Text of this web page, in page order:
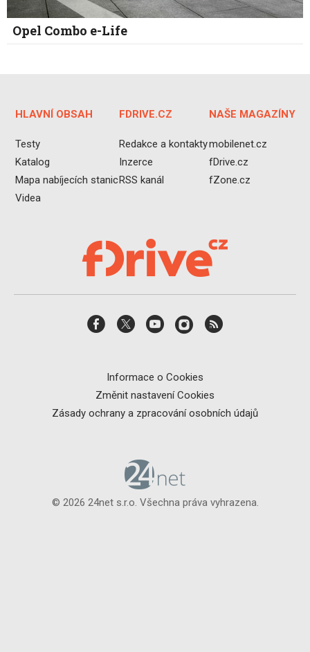
Opel Combo e-Life
HLAVNÍ OBSAH
Testy
Katalog
Mapa nabíjecích stanic
Videa
FDRIVE.CZ
Redakce a kontakty
Inzerce
RSS kanál
NAŠE MAGAZÍNY
mobilenet.cz
fDrive.cz
fZone.cz
Informace o Cookies
Změnit nastavení Cookies
Zásady ochrany a zpracování osobních údajů
© 2026 24net s.r.o. Všechna práva vyhrazena.